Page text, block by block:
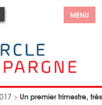
MENU
> Un premier trimestre, très